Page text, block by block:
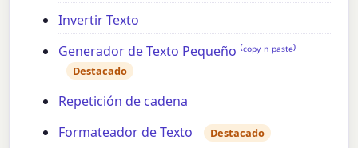
Invertir Texto
Generador de Texto Pequeño ⁽ᶜᵒᵖʸ ⁿ ᵖᵃˢᵗᵉ⁾
Destacado
Repetición de cadena
Formateador de Texto
Destacado